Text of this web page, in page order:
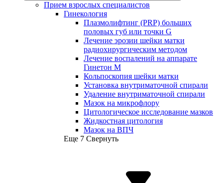
Прием взрослых специалистов
Гинекология
Плазмолифтинг (PRP) больших
половых губ или точки G
Лечение эрозии шейки матки
радиохирургическим методом
Лечение воспалений на аппарате
Гинетон М
Кольпоскопия шейки матки
Установка внутриматочной спирали
Удаление внутриматочной спирали
Мазок на микрофлору
Цитологическое исследование мазков
Жидкостная цитология
Мазок на ВПЧ
Еще 7 Свернуть